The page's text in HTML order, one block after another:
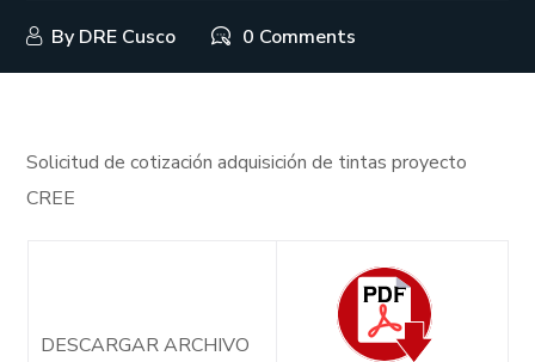
By DRE Cusco 0 Comments
Solicitud de cotización adquisición de tintas proyecto
CREE
DESCARGAR ARCHIVO